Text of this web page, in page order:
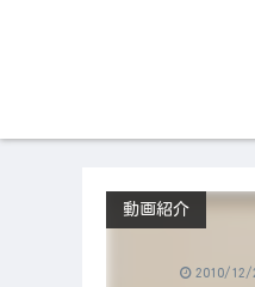
動画紹介
2010/12/